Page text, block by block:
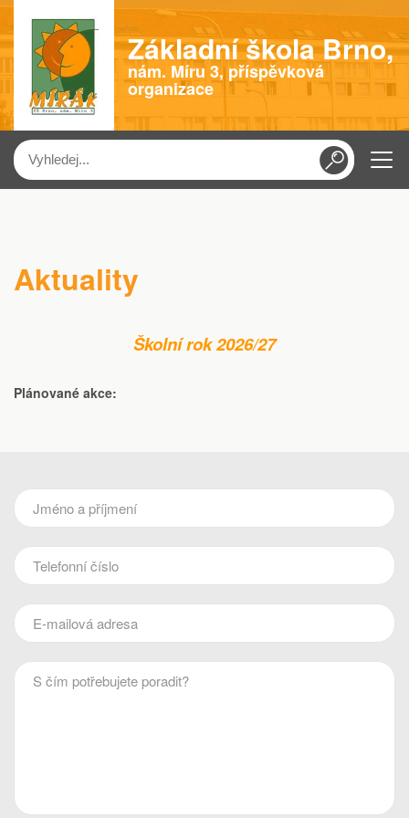
Základní škola Brno,
nám. Míru 3, příspěvková
organizace
Menu
Aktuality
Školní rok 2026/27
Plánované akce: